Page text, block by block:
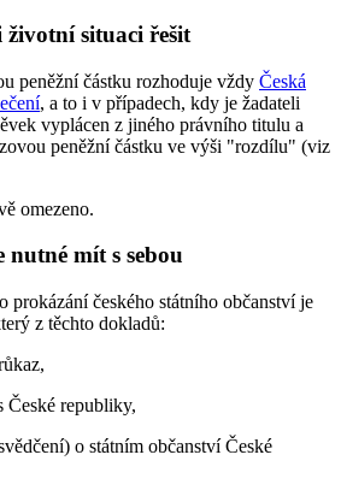
situaci řešit
peněžní částku rozhoduje vždy Česká
, a to i v případech, kdy je žadateli
vyplácen z jiného právního titulu a
peněžní částku ve výši "rozdílu" (viz
omezeno.
mít s sebou
prokázání českého státního občanství je
z těchto dokladů:
České republiky,
o státním občanství České